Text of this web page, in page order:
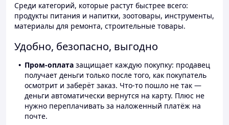
Среди категорий, которые растут быстрее всего:
продукты питания и напитки, зоотовары, инструменты,
материалы для ремонта, строительные товары.
Удобно, безопасно, выгодно
Пром-оплата защищает каждую покупку: продавец
получает деньги только после того, как покупатель
осмотрит и заберёт заказ. Что-то пошло не так —
деньги автоматически вернутся на карту. Плюс не
нужно переплачивать за наложенный платёж на
почте.